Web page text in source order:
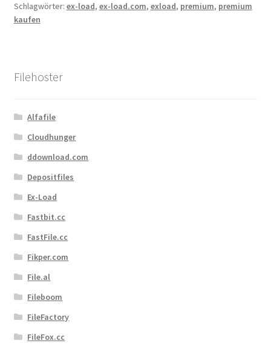
Schlagwörter: ex-load, ex-load.com, exload, premium, premium
kaufen
Filehoster
Alfafile
Cloudhunger
ddownload.com
Depositfiles
Ex-Load
Fastbit.cc
FastFile.cc
Fikper.com
File.al
Fileboom
FileFactory
FileFox.cc